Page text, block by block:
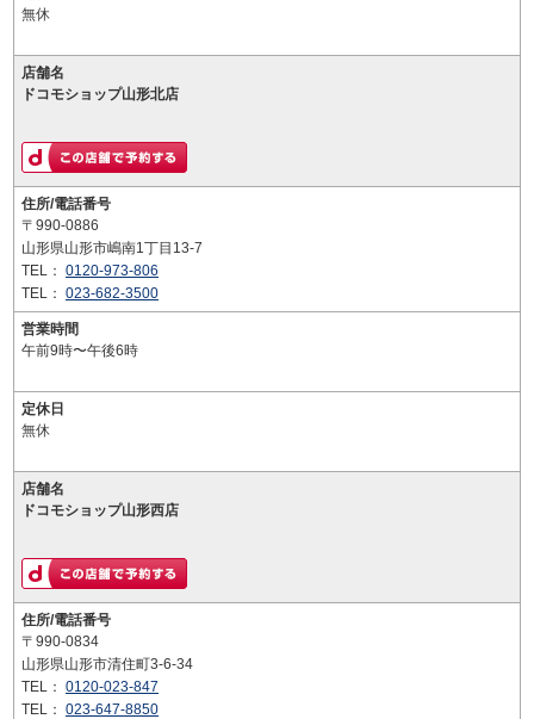
無休
店舗名
ドコモショップ山形北店
住所/電話番号
〒990-0886
山形県山形市嶋南1丁目13-7
TEL： 0120-973-806
TEL： 023-682-3500
営業時間
午前9時〜午後6時
定休日
無休
店舗名
ドコモショップ山形西店
住所/電話番号
〒990-0834
山形県山形市清住町3-6-34
TEL： 0120-023-847
TEL： 023-647-8850